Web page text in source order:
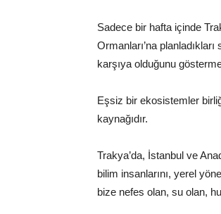
Sadece bir hafta içinde
Ormanları’na
karşıya olduğunu
Eşsiz bir ekosistemler
kaynağıdır.
Trakya’da, İstanbul ve
bilim insanlarını, yerel
bize nefes olan, su olan,